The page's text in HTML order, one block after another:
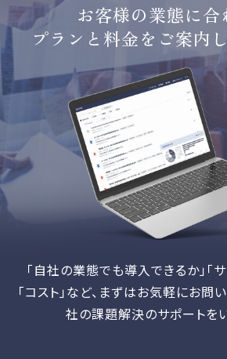
お客様の業態に合
プランと料金をご案内
「自社の業態でも導入できるか」「
「コスト」など、 まずはお気軽にお問
社の課題解決のサポートを